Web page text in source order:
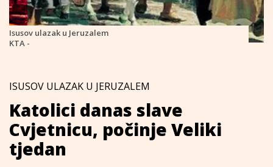
Isusov ulazak u Jeruzalem
KTA -
ISUSOV ULAZAK U JERUZALEM
Katolici danas slave
Cvjetnicu, počinje Veliki
tjedan